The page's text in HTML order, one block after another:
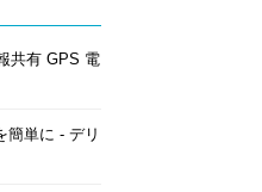
共有 GPS 電
簡単‪に - デリ